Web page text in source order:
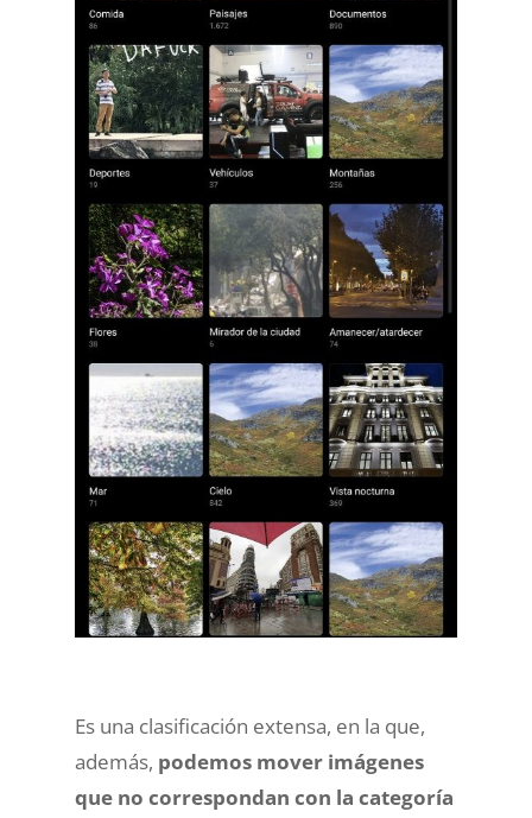
Es una clasificación extensa, en la que,
además, podemos mover imágenes
que no correspondan con la categoría